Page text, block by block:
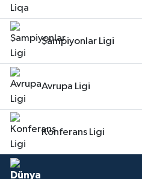
Şampiyonlar Ligi
Avrupa Ligi
Konferans Ligi